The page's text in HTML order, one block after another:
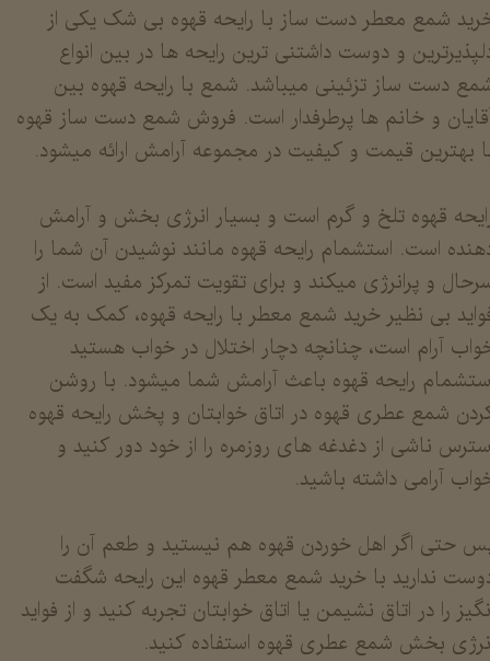
شمع معطر دست ساز با رایحه قهوه بی شک یکی از
و دوست داشتنی ترین رایحه ها در بین انواع
دست ساز تزئینی میباشد. شمع با رایحه قهوه بین
و خانم ها پرطرفدار است. فروش شمع دست ساز قهوه
بهترین قیمت و کیفیت در مجموعه آرامش ارائه میشود.
قهوه تلخ و گرم است و بسیار انرژی بخش و آرامش
است. استشمام رایحه قهوه مانند نوشیدن آن شما را
و پرانرژی میکند و برای تقویت تمرکز مفید است. از
بی نظیر خرید شمع معطر با رایحه قهوه، کمک به یک
آرام است، چنانچه دچار اختلال در خواب هستید
رایحه قهوه باعث آرامش شما میشود. با روشن
شمع عطری قهوه در اتاق خوابتان و پخش رایحه قهوه
ناشی از دغدغه های روزمره را از خود دور کنید و
آرامی داشته باشید.
حتی اگر اهل خوردن قهوه هم نیستید و طعم آن را
ندارید با خرید شمع معطر قهوه این رایحه شگفت
را در اتاق نشیمن یا اتاق خوابتان تجربه کنید و از فواید
بخش شمع عطری قهوه استفاده کنید.